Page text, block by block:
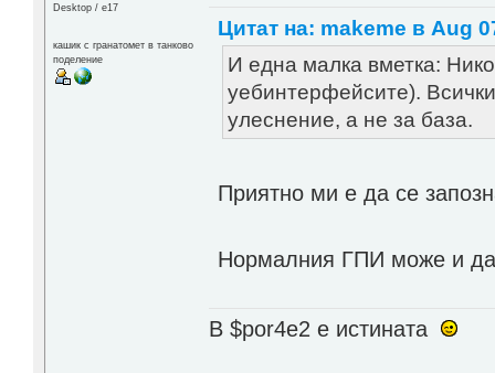
Desktop / е17
кашик с гранатомет в танково
поделение
Цитат на: makeme в Aug
И една малка вметка:
уебинтерфейсите).
улеснение, а не за база.
Приятно ми е да се
Нормалния ГПИ може и да
В $por4e2 e истината